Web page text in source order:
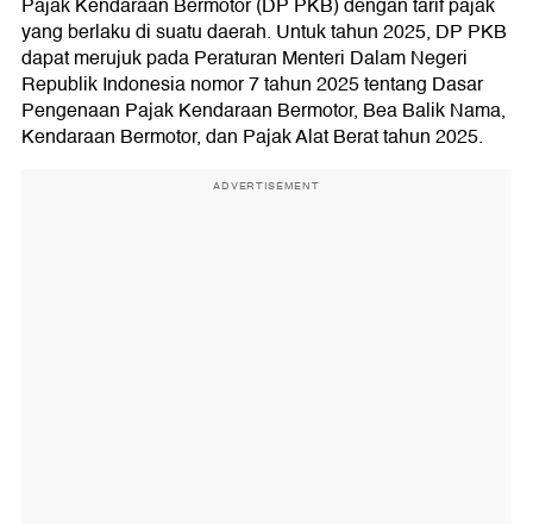
Pajak Kendaraan Bermotor (DP PKB) dengan tarif pajak
yang berlaku di suatu daerah. Untuk tahun 2025, DP PKB
dapat merujuk pada Peraturan Menteri Dalam Negeri
Republik Indonesia nomor 7 tahun 2025 tentang Dasar
Pengenaan Pajak Kendaraan Bermotor, Bea Balik Nama,
Kendaraan Bermotor, dan Pajak Alat Berat tahun 2025.
ADVERTISEMENT